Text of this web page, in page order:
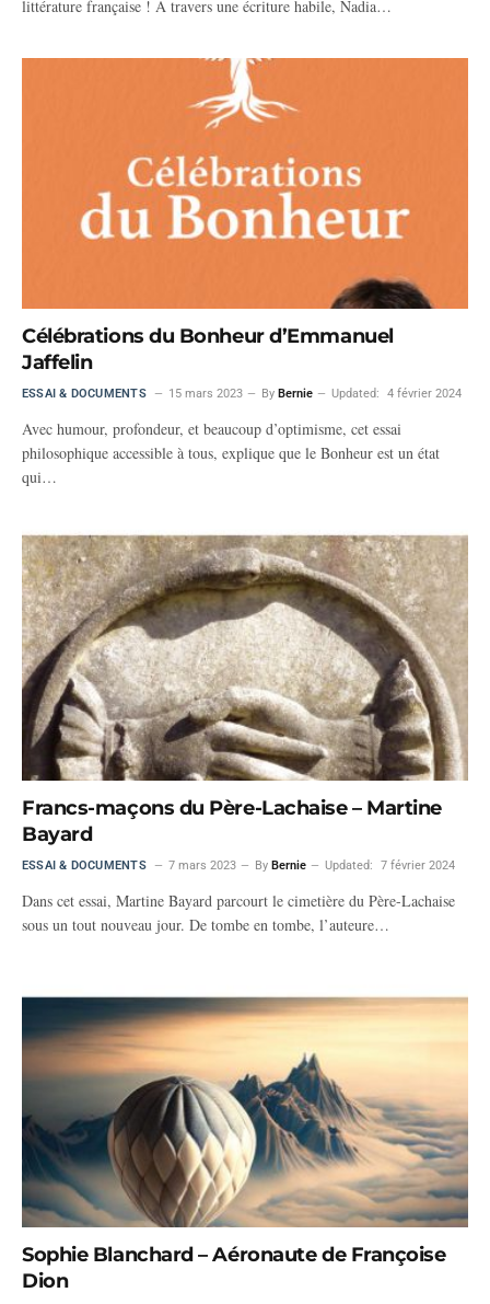
littérature française ! À travers une écriture habile, Nadia…
Célébrations du Bonheur d’Emmanuel
Jaffelin
ESSAI & DOCUMENTS 15 mars 2023 By Bernie Updated: 4 février 2024
Avec humour, profondeur, et beaucoup d’optimisme, cet essai
philosophique accessible à tous, explique que le Bonheur est un état
qui…
Francs-maçons du Père-Lachaise – Martine
Bayard
ESSAI & DOCUMENTS 7 mars 2023 By Bernie Updated: 7 février 2024
Dans cet essai, Martine Bayard parcourt le cimetière du Père-Lachaise
sous un tout nouveau jour. De tombe en tombe, l’auteure…
Sophie Blanchard – Aéronaute de Françoise
Dion